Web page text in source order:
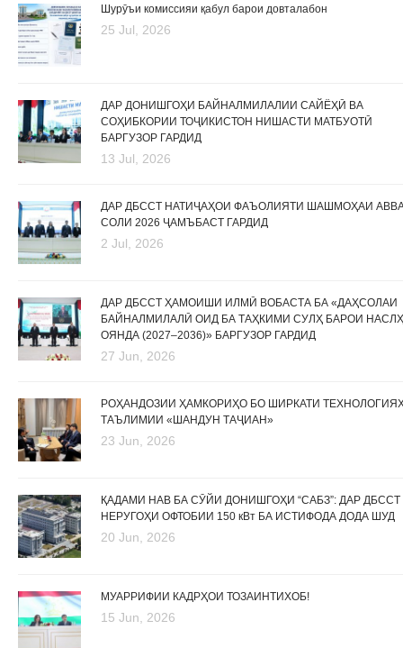
Шурӯъи комиссияи қабул барои довталабон
25 Jul, 2026
ДАР ДОНИШГОҲИ БАЙНАЛМИЛАЛИИ САЙЁҲӢ ВА
СОҲИБКОРИИ ТОҶИКИСТОН НИШАСТИ МАТБУОТӢ
БАРГУЗОР ГАРДИД
13 Jul, 2026
ДАР ДБССТ НАТИҶАҲОИ ФАЪОЛИЯТИ ШАШМОҲАИ
СОЛИ 2026 ҶАМЪБАСТ ГАРДИД
2 Jul, 2026
ДАР ДБССТ ҲАМОИШИ ИЛМӢ ВОБАСТА БА «ДАҲСОЛАИ
БАЙНАЛМИЛАЛӢ ОИД БА ТАҲКИМИ СУЛҲ БАРОИ
ОЯНДА (2027–2036)» БАРГУЗОР ГАРДИД
27 Jun, 2026
РОҲАНДОЗИИ ҲАМКОРИҲО БО ШИРКАТИ
ТАЪЛИМИИ «ШАНДУН ТАҶИАН»
23 Jun, 2026
ҚАДАМИ НАВ БА СӮЙИ ДОНИШГОҲИ “САБЗ”: ДАР ДБССТ
НЕРУГОҲИ ОФТОБИИ 150 кВт БА ИСТИФОДА ДОДА ШУД
20 Jun, 2026
МУАРРИФИИ КАДРҲОИ ТОЗАИНТИХОБ!
15 Jun, 2026